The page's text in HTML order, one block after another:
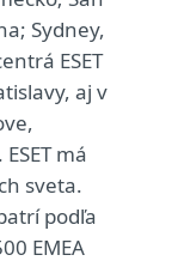
Sydney,
ESET
aj v
má
sveta.
podľa
EMEA